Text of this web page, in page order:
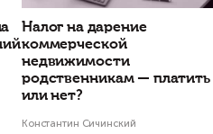
практика идет по
определенный
считает, что
на